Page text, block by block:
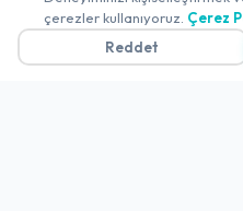
çerezler kullanıyoruz. Çerez
Reddet